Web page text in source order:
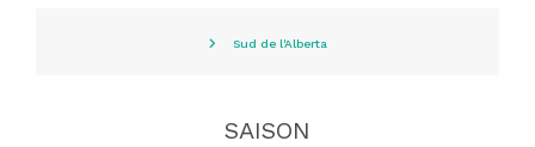
Sud de l'Alberta
SAISON